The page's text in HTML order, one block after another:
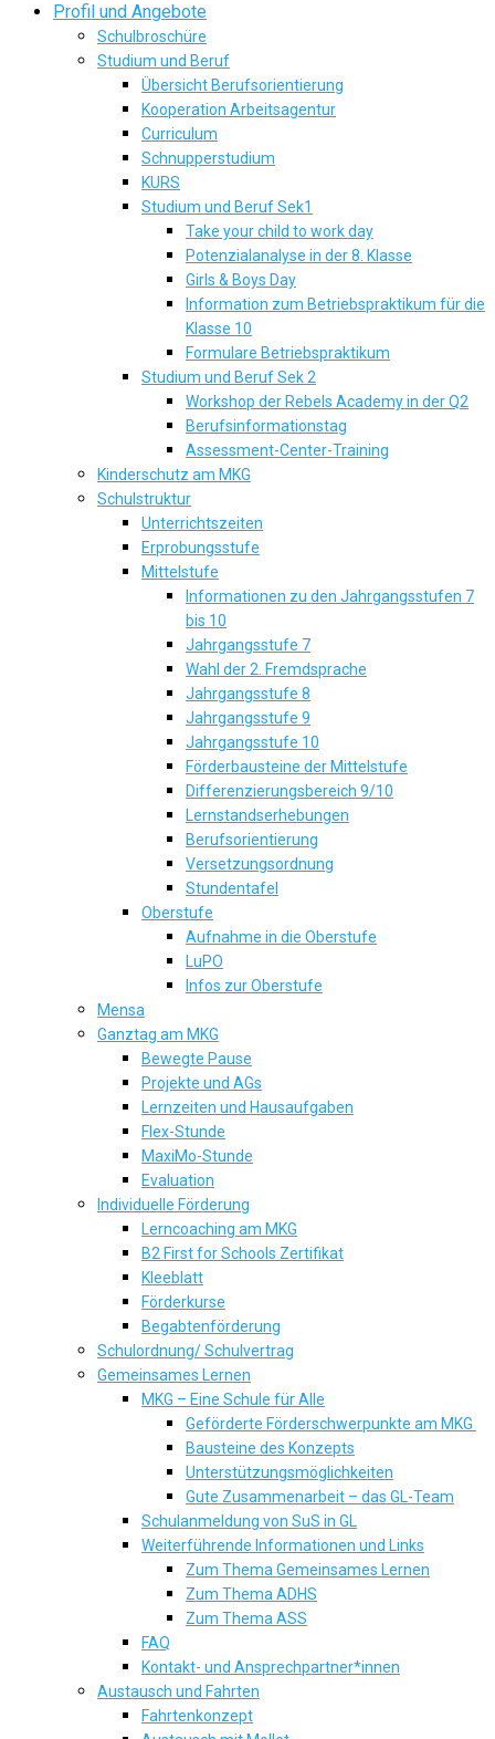
Profil und Angebote
Schulbroschüre
Studium und Beruf
Übersicht Berufsorientierung
Kooperation Arbeitsagentur
Curriculum
Schnupperstudium
KURS
Studium und Beruf Sek1
Take your child to work day
Potenzialanalyse in der 8. Klasse
Girls & Boys Day
Information zum Betriebspraktikum für die
Klasse 10
Formulare Betriebspraktikum
Studium und Beruf Sek 2
Workshop der Rebels Academy in der Q2
Berufsinformationstag
Assessment-Center-Training
Kinderschutz am MKG
Schulstruktur
Unterrichtszeiten
Erprobungsstufe
Mittelstufe
Informationen zu den Jahrgangsstufen 7
bis 10
Jahrgangsstufe 7
Wahl der 2. Fremdsprache
Jahrgangsstufe 8
Jahrgangsstufe 9
Jahrgangsstufe 10
Förderbausteine der Mittelstufe
Differenzierungsbereich 9/10
Lernstandserhebungen
Berufsorientierung
Versetzungsordnung
Stundentafel
Oberstufe
Aufnahme in die Oberstufe
LuPO
Infos zur Oberstufe
Mensa
Ganztag am MKG
Bewegte Pause
Projekte und AGs
Lernzeiten und Hausaufgaben
Flex-Stunde
MaxiMo-Stunde
Evaluation
Individuelle Förderung
Lerncoaching am MKG
B2 First for Schools Zertifikat
Kleeblatt
Förderkurse
Begabtenförderung
Schulordnung/ Schulvertrag
Gemeinsames Lernen
MKG – Eine Schule für Alle
Geförderte Förderschwerpunkte am MKG
Bausteine des Konzepts
Unterstützungsmöglichkeiten
Gute Zusammenarbeit – das GL-Team
Schulanmeldung von SuS in GL
Weiterführende Informationen und Links
Zum Thema Gemeinsames Lernen
Zum Thema ADHS
Zum Thema ASS
FAQ
Kontakt- und Ansprechpartner*innen
Austausch und Fahrten
Fahrtenkonzept